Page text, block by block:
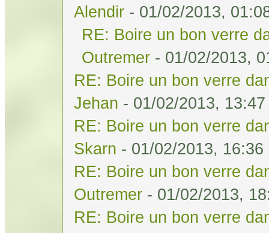
Alendir - 01/02/2013,
RE: Boire un bon verre
Outremer - 01/02/2013,
RE: Boire un bon verre
Jehan - 01/02/2013, 13:47
RE: Boire un bon verre
Skarn - 01/02/2013, 16:36
RE: Boire un bon verre
Outremer - 01/02/2013,
RE: Boire un bon verre